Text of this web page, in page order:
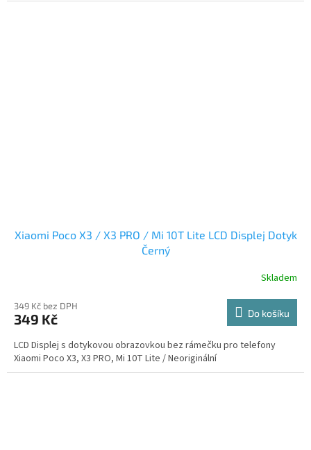
Xiaomi Poco X3 / X3 PRO / Mi 10T Lite LCD Displej Dotyk
Černý
Skladem
349 Kč bez DPH
349 Kč Do košíku
LCD Displej s dotykovou obrazovkou bez rámečku pro telefony
Xiaomi Poco X3, X3 PRO, Mi 10T Lite / Neoriginální